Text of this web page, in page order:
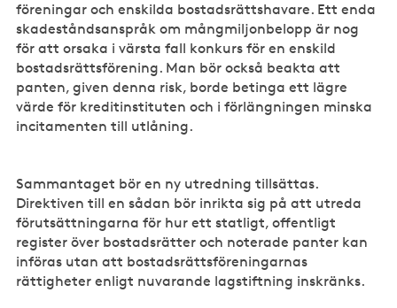
föreningar och enskilda bostadsrättshavare. Ett enda
skadeståndsanspråk om mångmiljonbelopp är nog
för att orsaka i värsta fall konkurs för en enskild
bostadsrättsförening. Man bör också beakta att
panten, given denna risk, borde betinga ett lägre
värde för kreditinstituten och i förlängningen minska
incitamenten till utlåning.
Sammantaget bör en ny utredning tillsättas.
Direktiven till en sådan bör inrikta sig på att utreda
förutsättningarna för hur ett statligt, offentligt
register över bostadsrätter och noterade panter kan
införas utan att bostadsrättsföreningarnas
rättigheter enligt nuvarande lagstiftning inskränks.